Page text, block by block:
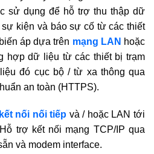
sử dụng để hỗ trợ thu thập dữ
kiện và báo sự cố từ các thiết
áp dựa trên mạng LAN hoặc
hợp dữ liệu từ các thiết bị trạm
đó cục bộ / từ xa thông qua
an toàn (HTTPS).
kết nối nối tiếp và / hoặc LAN tới
trợ kết nối mạng TCP/IP qua
và modem interface.